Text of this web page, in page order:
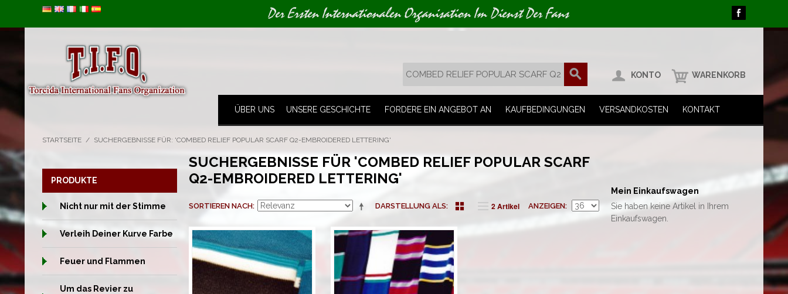
Der Ersten Internationalen Organisation Im Dienst Der Fans
KONTO WARENKORB
ÜBER UNS UNSERE GESCHICHTE FORDERE EIN ANGEBOT AN KAUFBEDINGUNGEN VERSANDKOSTEN KONTAKT
STARTSEITE / SUCHERGEBNISSE FÜR: 'COMBED RELIEF POPULAR SCARF Q2-EMBROIDERED LETTERING'
SUCHERGEBNISSE FÜR 'COMBED RELIEF POPULAR SCARF
Q2-EMBROIDERED LETTERING'
DARSTELLUNG ALS
SORTIEREN NACH 2 Artikel ANZEIGEN
PRODUKTE
Nicht nur mit der Stimme
Verleih Deiner Kurve Farbe
Feuer und Flammen
Um das Revier zu
Mein Einkaufswagen
Sie haben keine Artikel in Ihrem
Einkaufswagen.